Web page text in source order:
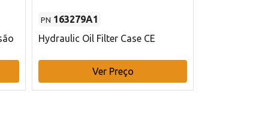
PN 163279A1
Hydraulic Oil Filter Case CE
Ver Preço